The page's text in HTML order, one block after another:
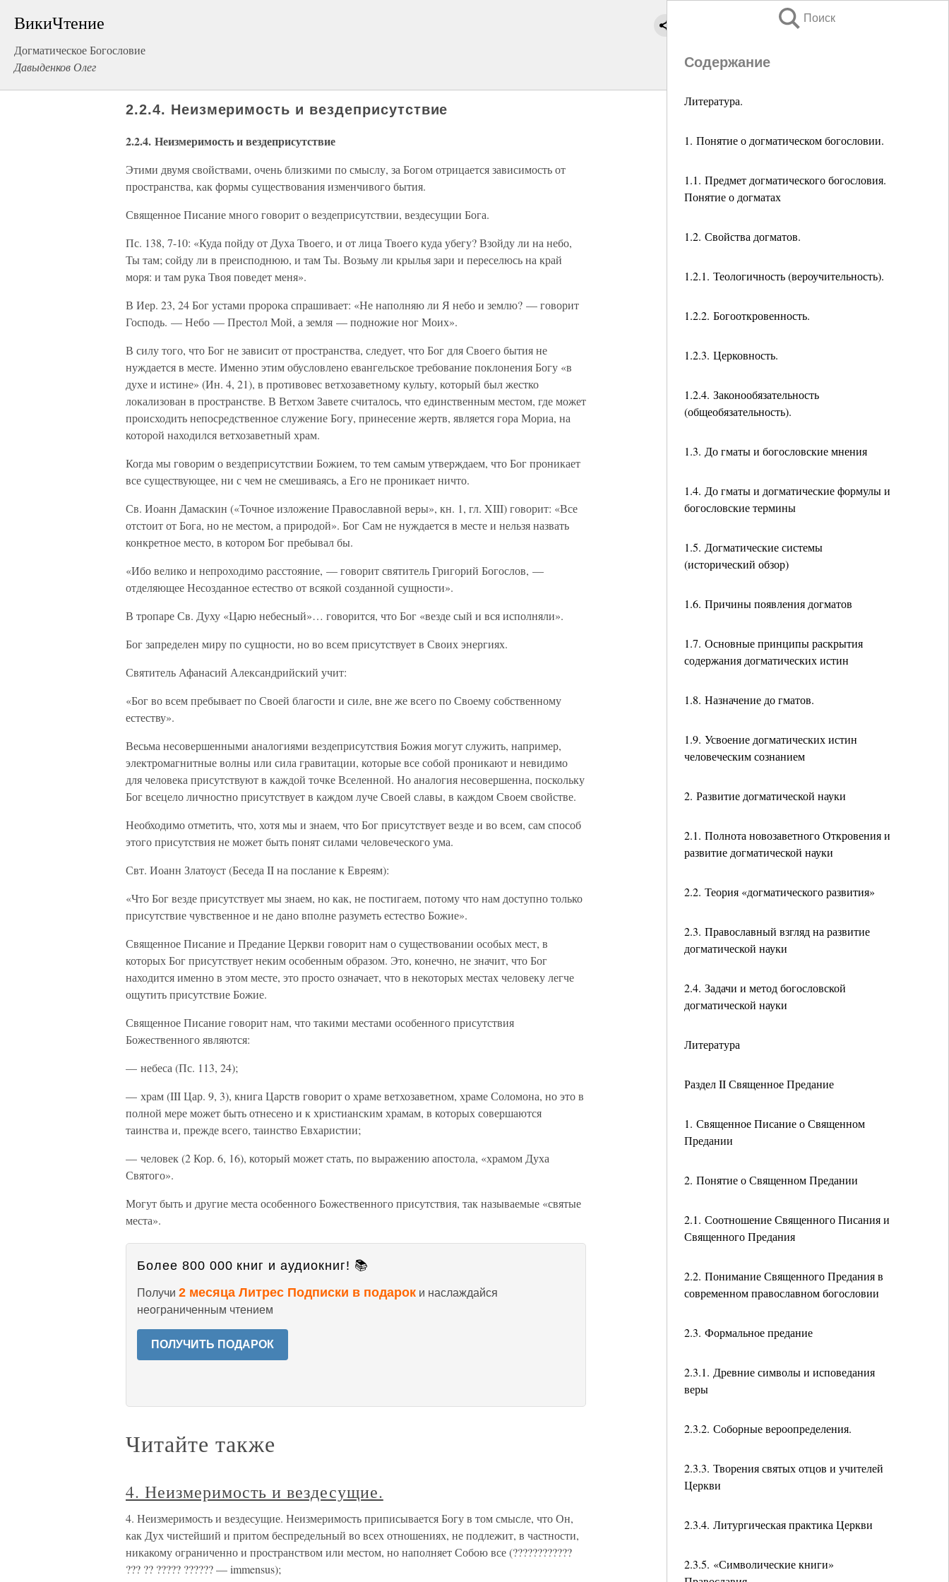
ВикиЧтение
Догматическое Богословие
Давыденков Олег
Поиск
Содержание
Литература.
1. Понятие о догматическом богословии.
1.1. Предмет догматического богословия.
Понятие о догматах
1.2. Свойства догматов.
1.2.1. Теологичность (вероучительность).
1.2.2. Богооткровенность.
1.2.3. Церковность.
1.2.4. Законообязательность
(общеобязательность).
1.3. До гматы и богословские мнения
1.4. До гматы и догматические формулы и
богословские термины
1.5. Догматические системы
(исторический обзор)
1.6. Причины появления догматов
1.7. Основные принципы раскрытия
содержания догматических истин
1.8. Назначение до гматов.
1.9. Усвоение догматических истин
человеческим сознанием
2. Развитие догматической науки
2.1. Полнота новозаветного Откровения и
развитие догматической науки
2.2. Теория «догматического развития»
2.3. Православный взгляд на развитие
догматической науки
2.4. Задачи и метод богословской
догматической науки
Литература
Раздел II Священное Предание
1. Священное Писание о Священном
Предании
2. Понятие о Священном Предании
2.1. Соотношение Священного Писания и
Священного Предания
2.2. Понимание Священного Предания в
современном православном богословии
2.3. Формальное предание
2.3.1. Древние символы и исповедания
веры
2.3.2. Соборные вероопределения.
2.3.3. Творения святых отцов и учителей
Церкви
2.3.4. Литургическая практика Церкви
2.3.5. «Символические книги»
2.2.4. Неизмеримость и вездеприсутствие
2.2.4. Неизмеримость и вездеприсутствие
Этими двумя свойствами, очень близкими по смыслу, за Богом отрицается зависимость от
пространства, как формы существования изменчивого бытия.
Священное Писание много говорит о вездеприсутствии, вездесущии Бога.
Пс. 138, 7-10: «Куда пойду от Духа Твоего, и от лица Твоего куда убегу? Взойду ли на небо,
Ты там; сойду ли в преисподнюю, и там Ты. Возьму ли крылья зари и переселюсь на край
моря: и там рука Твоя поведет меня».
В Иер. 23, 24 Бог устами пророка спрашивает: «Не наполняю ли Я небо и землю? — говорит
Господь. — Небо — Престол Мой, а земля — подножие ног Моих».
В силу того, что Бог не зависит от пространства, следует, что Бог для Своего бытия не
нуждается в месте. Именно этим обусловлено евангельское требование поклонения Богу «в
духе и истине» (Ин. 4, 21), в противовес ветхозаветному культу, который был жестко
локализован в пространстве. В Ветхом Завете считалось, что единственным местом, где может
происходить непосредственное служение Богу, принесение жертв, является гора Мориа, на
которой находился ветхозаветный храм.
Когда мы говорим о вездеприсутствии Божием, то тем самым утверждаем, что Бог проникает
все существующее, ни с чем не смешиваясь, а Его не проникает ничто.
Св. Иоанн Дамаскин («Точное изложение Православной веры», кн. 1, гл. XIII) говорит: «Все
отстоит от Бога, но не местом, а природой». Бог Сам не нуждается в месте и нельзя назвать
конкретное место, в котором Бог пребывал бы.
«Ибо велико и непроходимо расстояние, — говорит святитель Григорий Богослов, —
отделяющее Несозданное естество от всякой созданной сущности».
В тропаре Св. Духу «Царю небесный»… говорится, что Бог «везде сый и вся исполняли».
Бог запределен миру по сущности, но во всем присутствует в Своих энергиях.
Святитель Афанасий Александрийский учит:
«Бог во всем пребывает по Своей благости и силе, вне же всего по Своему собственному
естеству».
Весьма несовершенными аналогиями вездеприсутствия Божия могут служить, например,
электромагнитные волны или сила гравитации, которые все собой проникают и невидимо
для человека присутствуют в каждой точке Вселенной. Но аналогия несовершенна, поскольку
Бог всецело личностно присутствует в каждом луче Своей славы, в каждом Своем свойстве.
Необходимо отметить, что, хотя мы и знаем, что Бог присутствует везде и во всем, сам способ
этого присутствия не может быть понят силами человеческого ума.
Свт. Иоанн Златоуст (Беседа II на послание к Евреям):
«Что Бог везде присутствует мы знаем, но как, не постигаем, потому что нам доступно только
присутствие чувственное и не дано вполне разуметь естество Божие».
Священное Писание и Предание Церкви говорит нам о существовании особых мест, в
которых Бог присутствует неким особенным образом. Это, конечно, не значит, что Бог
находится именно в этом месте, это просто означает, что в некоторых местах человеку легче
ощутить присутствие Божие.
Священное Писание говорит нам, что такими местами особенного присутствия
Божественного являются:
— небеса (Пс. 113, 24);
— храм (III Цар. 9, 3), книга Царств говорит о храме ветхозаветном, храме Соломона, но это в
полной мере может быть отнесено и к христианским храмам, в которых совершаются
таинства и, прежде всего, таинство Евхаристии;
— человек (2 Кор. 6, 16), который может стать, по выражению апостола, «храмом Духа
Святого».
Могут быть и другие места особенного Божественного присутствия, так называемые «святые
места».
Более 800 000 книг и аудиокниг! 📚
Получи 2 месяца Литрес Подписки в подарок и наслаждайся
неограниченным чтением
ПОЛУЧИТЬ ПОДАРОК
Читайте также
4. Неизмеримость и вездесущие.
4. Неизмеримость и вездесущие. Неизмеримость при­писывается Богу в том смысле, что Он,
как Дух чистейший и притом беспредельный во всех отношениях, не подлежит, в частности,
никакому ограниченно и пространством или местом, но наполняет Собою все (????????????
??? ?? ????? ?????? — immensus);